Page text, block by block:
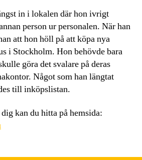
in i lokalen där hon ivrigt
person ur personalen. När han
att hon höll på att köpa nya
i Stockholm. Hon behövde bara
göra det svalare på deras
Något som han längtat
till inköpslistan.
kan du hitta på hemsida: